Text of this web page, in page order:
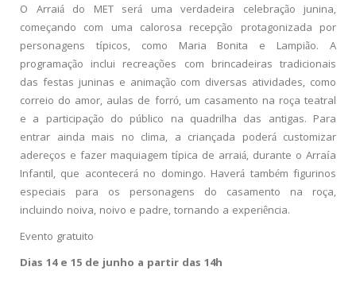
O Arraiá do MET será uma verdadeira celebração junina,
começando com uma calorosa recepção protagonizada por
personagens típicos, como Maria Bonita e Lampião. A
programação inclui recreações com brincadeiras tradicionais
das festas juninas e animação com diversas atividades, como
correio do amor, aulas de forró, um casamento na roça teatral
e a participação do público na quadrilha das antigas. Para
entrar ainda mais no clima, a criançada poderá customizar
adereços e fazer maquiagem típica de arraiá, durante o Arraía
Infantil, que acontecerá no domingo. Haverá também figurinos
especiais para os personagens do casamento na roça,
incluindo noiva, noivo e padre, tornando a experiência.
Evento gratuito
Dias 14 e 15 de junho a partir das 14h